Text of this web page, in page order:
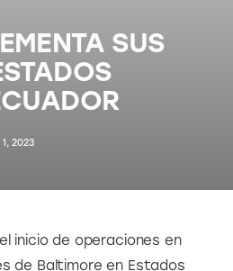
SUS
1, 2023
inicio de operaciones en
de Baltimore en Estados